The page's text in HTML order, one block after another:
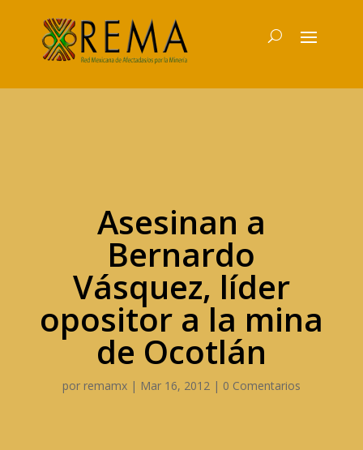
Asesinan a
Bernardo
Vásquez, líder
opositor a la mina
de Ocotlán
por remamx| Mar 16, 2012| 0 Comentarios